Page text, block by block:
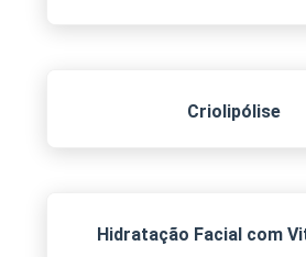
Criolipólise
Hidratação Facial com